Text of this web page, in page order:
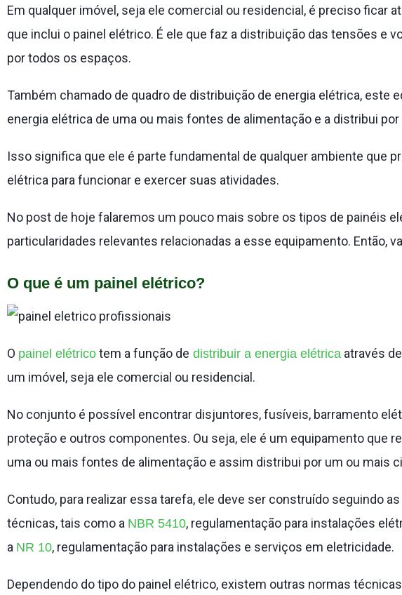
Em qualquer imóvel, seja ele comercial ou residencial, é preciso ficar
que inclui o painel elétrico. É ele que faz a distribuição das tensões e
por todos os espaços.
Também chamado de quadro de distribuição de energia elétrica, este
energia elétrica de uma ou mais fontes de alimentação e a distribui
Isso significa que ele é parte fundamental de qualquer ambiente que
elétrica para funcionar e exercer suas atividades.
No post de hoje falaremos um pouco mais sobre os tipos de painéis
particularidades relevantes relacionadas a esse equipamento. Então,
O que é um painel elétrico?
O painel elétrico tem a função de distribuir a energia elétrica através
um imóvel, seja ele comercial ou residencial.
No conjunto é possível encontrar disjuntores, fusíveis, barramento
proteção e outros componentes. Ou seja, ele é um equipamento que
uma ou mais fontes de alimentação e assim distribui por um ou mais
Contudo, para realizar essa tarefa, ele deve ser construído seguindo
técnicas, tais como a NBR 5410, regulamentação para instalações
a NR 10, regulamentação para instalações e serviços em eletricidade.
Dependendo do tipo do painel elétrico, existem outras normas